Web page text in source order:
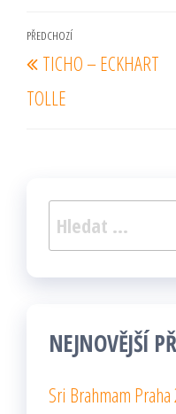
Navigace
pro
příspěvek
Předchozí
příspěvek
PŘEDCHOZÍ
TICHO – ECKHART
TOLLE
Vyhledávání
NEJNOVĚJŠÍ
Sri Brahmam Praha